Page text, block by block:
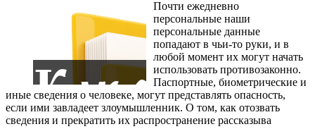
Почти ежедневно
персональные наши
персональные данные
попадают в чьи-то руки, и в
любой момент их могут начать
использовать противозаконно.
Паспортные, биометрические и
иные сведения о человеке, могут представлять опасность,
если ими завладеет злоумышленник. О том, как отозвать
сведения и прекратить их распространение рассказыва